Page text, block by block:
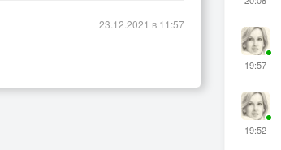
23.12.2021 в 11:57
19:57
19:52